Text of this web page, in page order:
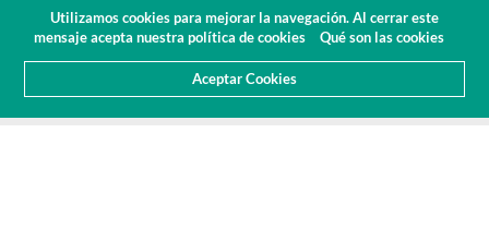
Utilizamos cookies para mejorar la navegación. Al cerrar este
mensaje acepta nuestra política de cookies
Qué son las cookies
Aceptar Cookies
Área Cliente
Presupuesto(0)